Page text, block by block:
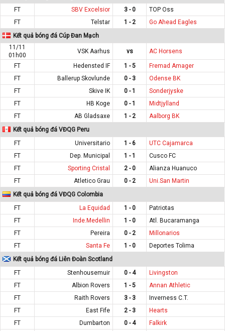
FT
SBV Excelsior 3 - 0
TOP Oss
FT
Telstar 1 - 2
Go Ahead Eagles
Kết quả bóng đá Cúp Đan Mạch
11/11
01h00
VSK Aarhus vs AC Horsens
FT Hedensted IF 1 - 5
Fremad Amager
FT
Ballerup Skovlunde 0 - 3
Odense BK
FT
Skive IK 0 - 1
Sonderjyske
FT
HB Koge 0 - 1
Midtjylland
FT
AB Gladsaxe 1 - 2
Aalborg BK
Kết quả bóng đá VĐQG Peru
FT
Universitario 1 - 6
UTC Cajamarca
FT
Dep. Municipal 1 - 1
Cusco FC
FT
Sporting Cristal 2 - 0
Alianza Huanuco
FT
Atletico Grau 0 - 2
Uni.San Martin
Kết quả bóng đá VĐQG Colombia
FT
La Equidad 1 - 0
Patriotas
FT
Inde.Medellin 1 - 0
Atl. Bucaramanga
FT
Pereira 0 - 2
Millonarios
FT
Santa Fe 1 - 0
Deportes Tolima
Kết quả bóng đá Liên Đoàn Scotland
FT
Stenhousemuir 0 - 4
Livingston
FT
Albion Rovers 1 - 5
Annan Athletic
FT
Raith Rovers 3 - 3
Inverness C.T.
FT
East Fife 2 - 3
Hearts
FT
Dumbarton 0 - 4
Falkirk